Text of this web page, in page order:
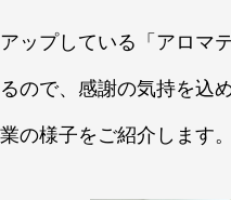
ップしている「アロマ
ので、感謝の気持を込め
の様子をご紹介します。